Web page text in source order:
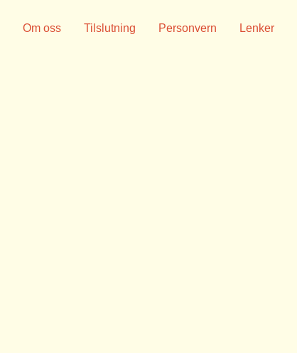
Om oss Tilslutning Personvern Lenker